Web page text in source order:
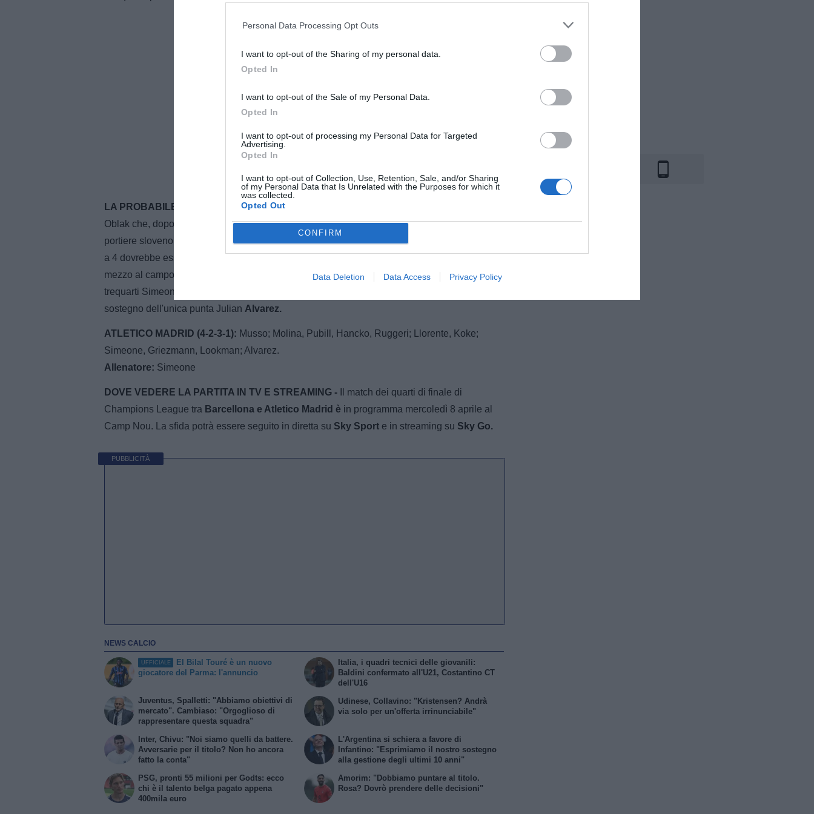
Personal Data Processing Opt Outs
I want to opt-out of the Sharing of my personal data.
Opted In
I want to opt-out of the Sale of my Personal Data.
Opted In
I want to opt-out of processing my Personal Data for Targeted
Advertising.
Opted In
I want to opt-out of Collection, Use, Retention, Sale, and/or Sharing
of my Personal Data that Is Unrelated with the Purposes for which it
was collected.
Opted Out
CONFIRM
Data Deletion Data Access Privacy Policy
LA PROBABILE FORMAZIONE -La prima novità arriva dalla porta. Sarà assente infatti
Oblak che, dopo l'allenamento di oggi, è rimasto a Madrid e non prenderà parte alla partita. Il
portiere sloveno aveva già saltato la sfida di 4 giorni fa. Fiducia dunque per
a 4 dovrebbe essere formata da
mezzo al campo dove la coppia titolare dovrebbe essere formata daLlorente e Koke.Sulla
trequarti Simeone dovrebbe tornare ad affidarsi al trio
sostegno dell'unica punta Julian Alvarez.
ATLETICO MADRID (4-2-3-1): Musso; Molina, Pubill, Hancko, Ruggeri; Llorente, Koke;
Simeone, Griezmann, Lookman; Alvarez.
Allenatore: Simeone
DOVE VEDERE LA PARTITA IN TV E STREAMING - Il match dei quarti di finale di
Champions League tra Barcellona e Atletico Madrid è in programma mercoledì 8 aprile al
Camp Nou. La sfida potrà essere seguito in diretta su Sky Sport e in streaming su Sky Go.
PUBBLICITÀ
NEWS CALCIO
UFFICIALE
El Bilal Touré è un nuovo
giocatore del Parma: l'annuncio
Juventus, Spalletti: "Abbiamo obiettivi di
mercato". Cambiaso: "Orgoglioso di
rappresentare questa squadra"
Italia, i quadri tecnici delle giovanili:
Baldini confermato all'U21, Costantino CT
dell'U16
Udinese, Collavino: "Kristensen? Andrà
via solo per un'offerta irrinunciabile"
Inter, Chivu: "Noi siamo quelli da battere.
Avversarie per il titolo? Non ho ancora
fatto la conta"
PSG, pronti 55 milioni per Godts: ecco
chi è il talento belga pagato appena
400mila euro
L'Argentina si schiera a favore di
Infantino: "Esprimiamo il nostro sostegno
alla gestione degli ultimi 10 anni"
Amorim: "Dobbiamo puntare al titolo.
Rosa? Dovrò prendere delle decisioni"